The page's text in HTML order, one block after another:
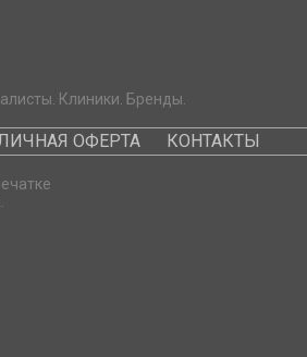
Клиники. Бренды.
ОФЕРТА КОНТАКТЫ